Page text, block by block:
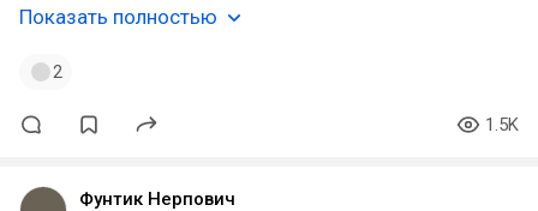
Показать полностью
2
1.5K
Фунтик Нерпович